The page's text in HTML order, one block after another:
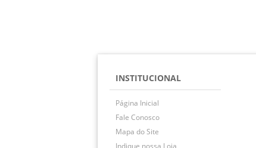
INSTITUCIONAL
Página Inicial
Fale Conosco
Mapa do Site
Indique nossa Loja